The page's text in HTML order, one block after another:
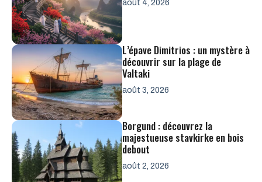
août 4, 2026
L’épave Dimitrios : un mystère à
découvrir sur la plage de
Valtaki
août 3, 2026
Borgund : découvrez la
majestueuse stavkirke en bois
debout
août 2, 2026